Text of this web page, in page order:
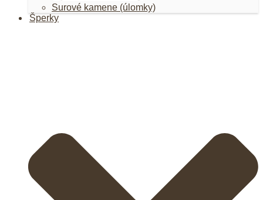
Surové kamene (úlomky)
Šperky